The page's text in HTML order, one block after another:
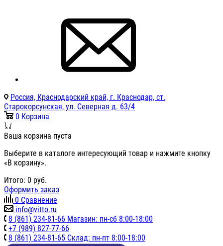
Россия, Краснодарский край, г. Краснодар, ст.
Старокорсунская, ул. Северная д. 63/4
0 Корзина
Ваша корзина пуста
Выберите в каталоге интересующий товар и нажмите кнопку
«В корзину».
Итого: 0 руб.
Оформить заказ
0 Сравнение
info@vitto.ru
8 (861) 234-81-66 Магазин: пн-сб 8:00-18:00
+7 (989) 827-77-66
8 (861) 234-81-65 Склад: пн-пт 8:00-18:00